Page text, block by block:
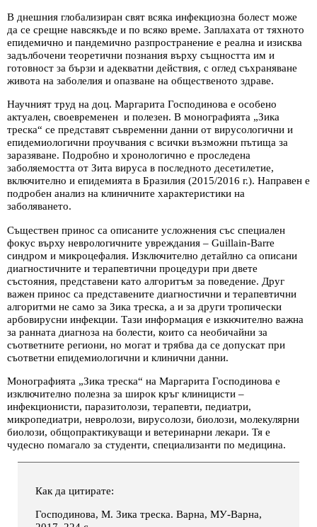
В днешния глобализиран свят всяка инфекциозна болест може
да се срещне навсякъде и по всяко време. Заплахата от тяхното
епидемично и пандемично разпространение е реална и изисква
задълбочени теоретични познания върху същността им и
готовност за бързи и адекватни действия, с оглед съхраняване
живота на заболелия и опазване на общественото здраве.
Научният труд на доц. Маргарита Господинова е особено
актуален, своевременен и полезен. В монографията „Зика
треска“ се представят съвременни данни от вирусологични и
епидемиологични проучвания с всички възможни пътища за
заразяване. Подробно и хронологично е проследена
заболяемостта от Зита вируса в последното десетилетие,
включително и епидемията в Бразилия (2015/2016 г.). Направен е
подробен анализ на клиничните характеристики на
заболяването.
Съществен принос са описаните усложнения със специален
фокус върху неврологичните увреждания – Guillain-Barre
синдром и микроцефалия. Изключително детайлно са описани
диагностичните и терапевтични процедури при двете
състояния, представени като алгоритъм за поведение. Друг
важен принос са представените диагностични и терапевтични
алгоритми не само за Зика треска, а и за други тропически
арбовирусни инфекции. Тази информация е изкючително важна
за ранната диагноза на болести, които са необичайни за
съответните региони, но могат и трябва да се допускат при
съответни епидемиологични и клинични данни.
Монографията „Зика треска“ на Маргарита Господинова е
изключително полезна за широк кръг клиницисти –
инфекционисти, паразитолози, терапевти, педиатри,
микропедиатри, невролози, вирусолози, биолози, молекулярни
биолози, общопрактикуващи и ветеринарни лекари. Тя е
чудесно помагало за студенти, специализанти по медицина.
Как да цитирате:
Господинова, М. Зика треска. Варна, МУ-Варна,